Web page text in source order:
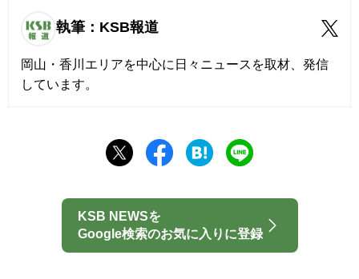
執筆：KSB報道
岡山・香川エリアを中心に日々ニュースを取材、発信
しています。
KSB NEWSを
Google検索のお気に入りに登録